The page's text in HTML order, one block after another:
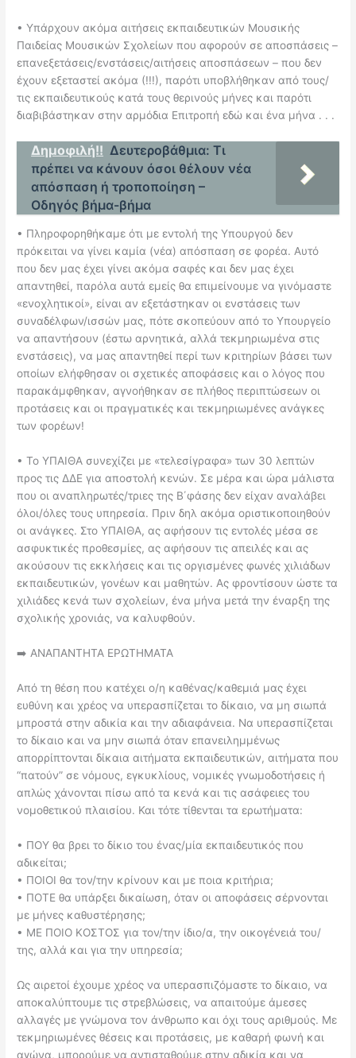
• Υπάρχουν ακόμα αιτήσεις εκπαιδευτικών Μουσικής
Παιδείας Μουσικών Σχολείων που αφορούν σε αποσπάσεις –
επανεξετάσεις/ενστάσεις/αιτήσεις αποσπάσεων – που δεν
έχουν εξεταστεί ακόμα (!!!), παρότι υποβλήθηκαν από τους/
τις εκπαιδευτικούς κατά τους θερινούς μήνες και παρότι
διαβιβάστηκαν στην αρμόδια Επιτροπή εδώ και ένα μήνα . . .
Δημοφιλή!! Δευτεροβάθμια: Τι
πρέπει να κάνουν όσοι θέλουν νέα
απόσπαση ή τροποποίηση –
Οδηγός βήμα-βήμα
• Πληροφορηθήκαμε ότι με εντολή της Υπουργού δεν
πρόκειται να γίνει καμία (νέα) απόσπαση σε φορέα. Αυτό
που δεν μας έχει γίνει ακόμα σαφές και δεν μας έχει
απαντηθεί, παρόλα αυτά εμείς θα επιμείνουμε να γινόμαστε
«ενοχλητικοί», είναι αν εξετάστηκαν οι ενστάσεις των
συναδέλφων/ισσών μας, πότε σκοπεύουν από το Υπουργείο
να απαντήσουν (έστω αρνητικά, αλλά τεκμηριωμένα στις
ενστάσεις), να μας απαντηθεί περί των κριτηρίων βάσει των
οποίων ελήφθησαν οι σχετικές αποφάσεις και ο λόγος που
παρακάμφθηκαν, αγνοήθηκαν σε πλήθος περιπτώσεων οι
προτάσεις και οι πραγματικές και τεκμηριωμένες ανάγκες
των φορέων!
• Το ΥΠΑΙΘΑ συνεχίζει με «τελεσίγραφα» των 30 λεπτών
προς τις ΔΔΕ για αποστολή κενών. Σε μέρα και ώρα μάλιστα
που οι αναπληρωτές/τριες της Β΄φάσης δεν είχαν αναλάβει
όλοι/όλες τους υπηρεσία. Πριν δηλ ακόμα οριστικοποιηθούν
οι ανάγκες. Στο ΥΠΑΙΘΑ, ας αφήσουν τις εντολές μέσα σε
ασφυκτικές προθεσμίες, ας αφήσουν τις απειλές και ας
ακούσουν τις εκκλήσεις και τις οργισμένες φωνές χιλιάδων
εκπαιδευτικών, γονέων και μαθητών. Ας φροντίσουν ώστε τα
χιλιάδες κενά των σχολείων, ένα μήνα μετά την έναρξη της
σχολικής χρονιάς, να καλυφθούν.
➡️ ΑΝΑΠΑΝΤΗΤΑ ΕΡΩΤΗΜΑΤΑ
Από τη θέση που κατέχει ο/η καθένας/καθεμιά μας έχει
ευθύνη και χρέος να υπερασπίζεται το δίκαιο, να μη σιωπά
μπροστά στην αδικία και την αδιαφάνεια. Να υπερασπίζεται
το δίκαιο και να μην σιωπά όταν επανειλημμένως
απορρίπτονται δίκαια αιτήματα εκπαιδευτικών, αιτήματα που
“πατούν” σε νόμους, εγκυκλίους, νομικές γνωμοδοτήσεις ή
απλώς χάνονται πίσω από τα κενά και τις ασάφειες του
νομοθετικού πλαισίου. Και τότε τίθενται τα ερωτήματα:
• ΠΟΥ θα βρει το δίκιο του ένας/μία εκπαιδευτικός που
αδικείται;
• ΠΟΙΟΙ θα τον/την κρίνουν και με ποια κριτήρια;
• ΠΟΤΕ θα υπάρξει δικαίωση, όταν οι αποφάσεις σέρνονται
με μήνες καθυστέρησης;
• ΜΕ ΠΟΙΟ ΚΟΣΤΟΣ για τον/την ίδιο/α, την οικογένειά του/
της, αλλά και για την υπηρεσία;
Ως αιρετοί έχουμε χρέος να υπερασπιζόμαστε το δίκαιο, να
αποκαλύπτουμε τις στρεβλώσεις, να απαιτούμε άμεσες
αλλαγές με γνώμονα τον άνθρωπο και όχι τους αριθμούς. Με
τεκμηριωμένες θέσεις και προτάσεις, με καθαρή φωνή και
αγώνα, μπορούμε να αντισταθούμε στην αδικία και να